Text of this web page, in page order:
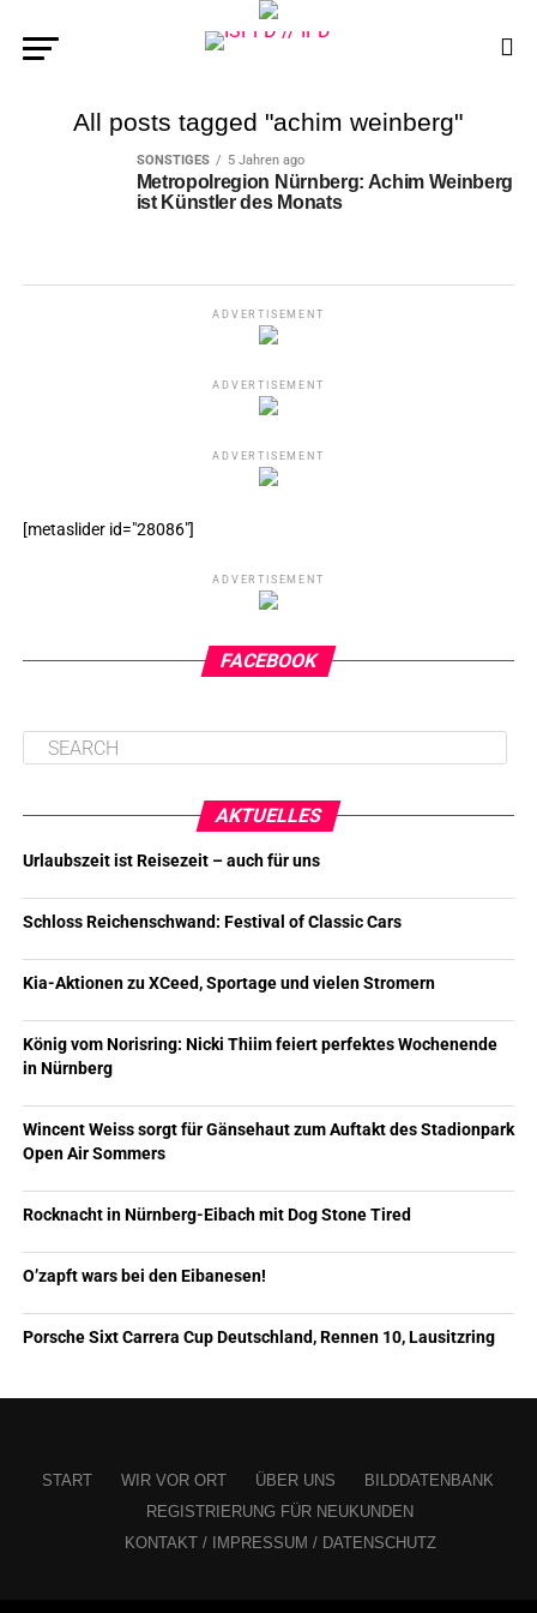
All posts tagged "achim weinberg"
SONSTIGES 5 Jahren ago
Metropolregion Nürnberg: Achim Weinberg
ist Künstler des Monats
ADVERTISEMENT
ADVERTISEMENT
ADVERTISEMENT
[metaslider id="28086"]
ADVERTISEMENT
FACEBOOK
AKTUELLES
Urlaubszeit ist Reisezeit – auch für uns
Schloss Reichenschwand: Festival of Classic Cars
Kia-Aktionen zu XCeed, Sportage und vielen Stromern
König vom Norisring: Nicki Thiim feiert perfektes Wochenende
in Nürnberg
Wincent Weiss sorgt für Gänsehaut zum Auftakt des Stadionpark
Open Air Sommers
Rocknacht in Nürnberg-Eibach mit Dog Stone Tired
O’zapft wars bei den Eibanesen!
Porsche Sixt Carrera Cup Deutschland, Rennen 10, Lausitzring
START WIR VOR ORT ÜBER UNS
BILDDATENBANK
REGISTRIERUNG FÜR NEUKUNDEN
KONTAKT / IMPRESSUM / DATENSCHUTZ